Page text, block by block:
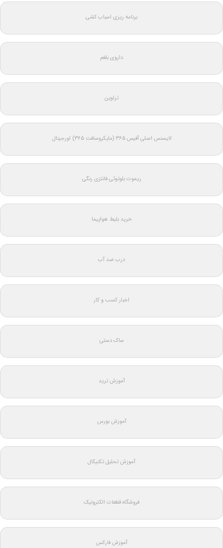
برنامه ریزی اسباب کشی
داروی بلغم
تراوین
لایسنس اصلی آفیس ۳۶۵ (مایکروسافت ۳۶۵) اورجینال
ریموت بلوتوثی فانتزی رنگی
خرید بلیط هواپیما
درب ضد آب
اخبار کسب و کار
ساک دستی
آموزش ترید
آموزش بورس
آموزش تحلیل تکنیکال
فروشگاه قطعات الکترونیک
آموزش فارکس